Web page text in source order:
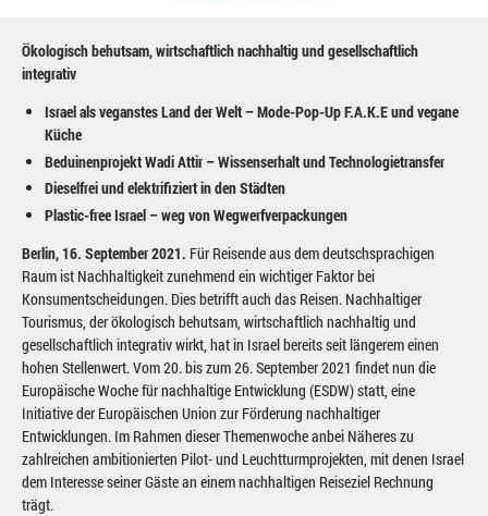
Ökologisch behutsam, wirtschaftlich nachhaltig und gesellschaftlich
integrativ
Israel als veganstes Land der Welt – Mode-Pop-Up F.A.K.E und vegane
Küche
Beduinenprojekt Wadi Attir – Wissenserhalt und Technologietransfer
Dieselfrei und elektrifiziert in den Städten
Plastic-free Israel – weg von Wegwerfverpackungen
Berlin, 16. September 2021. Für Reisende aus dem deutschsprachigen
Raum ist Nachhaltigkeit zunehmend ein wichtiger Faktor bei
Konsumentscheidungen. Dies betrifft auch das Reisen. Nachhaltiger
Tourismus, der ökologisch behutsam, wirtschaftlich nachhaltig und
gesellschaftlich integrativ wirkt, hat in Israel bereits seit längerem einen
hohen Stellenwert. Vom 20. bis zum 26. September 2021 findet nun die
Europäische Woche für nachhaltige Entwicklung (ESDW) statt, eine
Initiative der Europäischen Union zur Förderung nachhaltiger
Entwicklungen. Im Rahmen dieser Themenwoche anbei Näheres zu
zahlreichen ambitionierten Pilot- und Leuchtturmprojekten, mit denen Israel
dem Interesse seiner Gäste an einem nachhaltigen Reiseziel Rechnung
trägt.